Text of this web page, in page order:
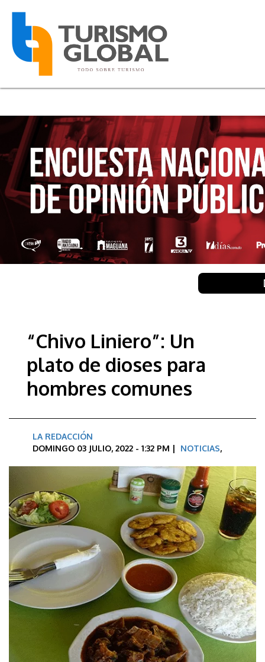
“Chivo Liniero”: Un
plato de dioses para
hombres comunes
LA REDACCIÓN
DOMINGO 03 JULIO, 2022 - 1:32 PM | NOTICIAS,